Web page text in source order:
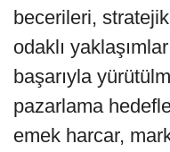
becerileri, stratejik
odaklı
başarıyla
pazarlama
emek harcar,